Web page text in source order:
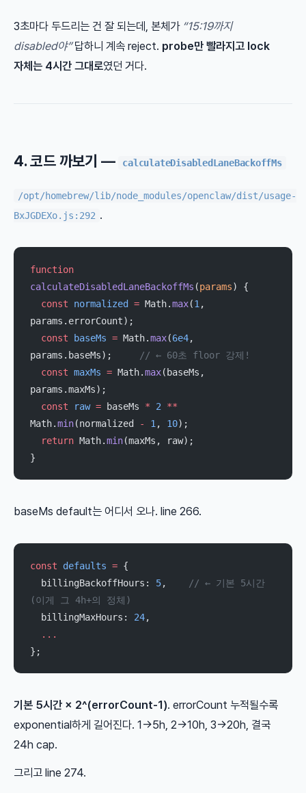
3초마다 두드리는 건 잘 되는데, 본체가 “15:19까지
disabled야”답하니 계속 reject. probe만 빨라지고 lock
자체는 4시간 그대로였던 거다.
4. 코드 까보기 — calculateDisabledLaneBackoffMs
/opt/homebrew/lib/node_modules/openclaw/dist/usage-
BxJGDEXo.js:292 .
function
calculateDisabledLaneBackoffMs (params) {
  const
normalized = Math.max(1 ,
params.errorCount);
  const
baseMs = Math.max(6e4,
params.baseMs);
// ← 60초 floor 강제!
  const
maxMs = Math.max(baseMs,
params.maxMs);
  const
raw = baseMs * 2 **
Math.min(normalized - 1 , 10);
  return
Math.min(maxMs, raw);
}
baseMs default는 어디서 오나. line 266.
const defaults = {
  billingBackoffHours:
5,
// ← 기본 5시간
(이게 그 4h+의 정체)
  billingMaxHours:
24,
  ...
};
기본 5시간 × 2^(errorCount-1). errorCount 누적될수록
exponential하게 길어진다. 1→5h, 2→10h, 3→20h, 결국
24h cap.
그리고 line 274.